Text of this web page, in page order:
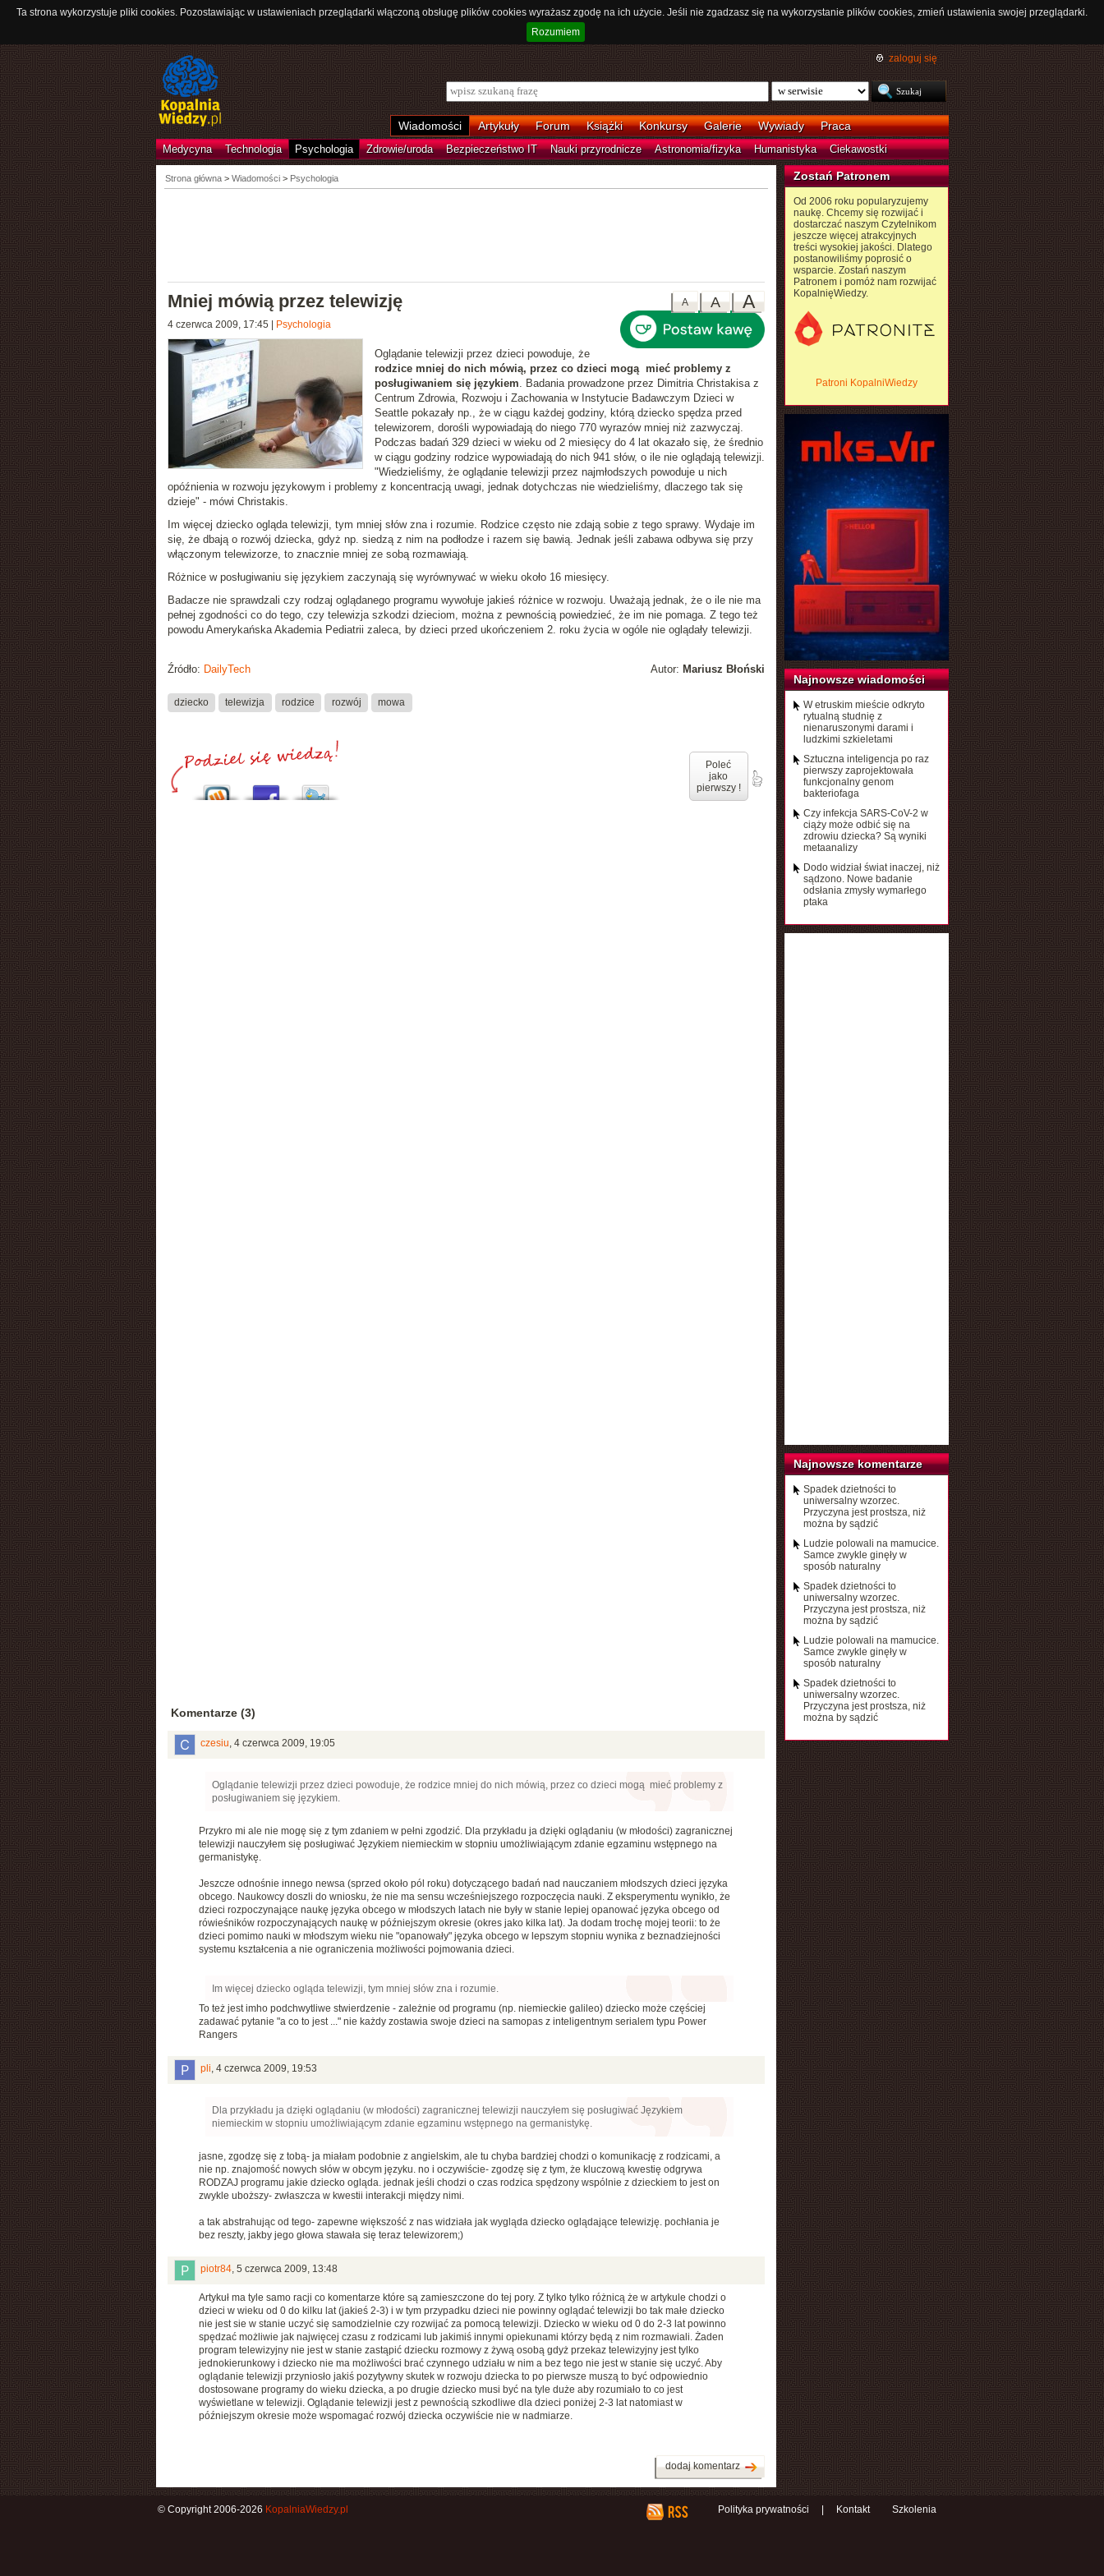
Ta strona wykorzystuje pliki cookies. Pozostawiając w ustawieniach przeglądarki włączoną obsługę plików cookies wyrażasz zgodę na ich użycie. Jeśli nie zgadzasz się na wykorzystanie plików cookies, zmień ustawienia swojej przeglądarki.
Rozumiem
zaloguj się
Wiadomości Artykuły Forum Książki Konkursy Galerie Wywiady Praca
Medycyna Technologia Psychologia Zdrowie/uroda Bezpieczeństwo IT Nauki przyrodnicze Astronomia/fizyka Humanistyka Ciekawostki
Strona główna> Wiadomości > Psychologia
A
A
A
Mniej mówią przez telewizję
4 czerwca 2009, 17:45 Psychologia
Oglądanie telewizji przez dzieci powoduje, że
rodzice mniej do nich mówią, przez co dzieci mogą mieć problemy z
posługiwaniem się językiem. Badania prowadzone przez Dimitria Christakisa z
Centrum Zdrowia, Rozwoju i Zachowania w Instytucie Badawczym Dzieci w
Seattle pokazały np., że w ciągu każdej godziny, którą dziecko spędza przed
telewizorem, dorośli wypowiadają do niego 770 wyrazów mniej niż zazwyczaj.
Podczas badań 329 dzieci w wieku od 2 miesięcy do 4 lat okazało się, że średnio
w ciągu godziny rodzice wypowiadają do nich 941 słów, o ile nie oglądają telewizji.
"Wiedzieliśmy, że oglądanie telewizji przez najmłodszych powoduje u nich
opóźnienia w rozwoju językowym i problemy z koncentracją uwagi, jednak dotychczas nie wiedzieliśmy, dlaczego tak się
dzieje" - mówi Christakis.
Im więcej dziecko ogląda telewizji, tym mniej słów zna i rozumie. Rodzice często nie zdają sobie z tego sprawy. Wydaje im
się, że dbają o rozwój dziecka, gdyż np. siedzą z nim na podłodze i razem się bawią. Jednak jeśli zabawa odbywa się przy
włączonym telewizorze, to znacznie mniej ze sobą rozmawiają.
Różnice w posługiwaniu się językiem zaczynają się wyrównywać w wieku około 16 miesięcy.
Badacze nie sprawdzali czy rodzaj oglądanego programu wywołuje jakieś różnice w rozwoju. Uważają jednak, że o ile nie ma
pełnej zgodności co do tego, czy telewizja szkodzi dzieciom, można z pewnością powiedzieć, że im nie pomaga. Z tego też
powodu Amerykańska Akademia Pediatrii zaleca, by dzieci przed ukończeniem 2. roku życia w ogóle nie oglądały telewizji.
Autor: Mariusz Błoński
Źródło: DailyTech
dziecko telewizja rodzice rozwój mowa
Poleć
jako
pierwszy !
Komentarze (3)
czesiu, 4 czerwca 2009, 19:05
Oglądanie telewizji przez dzieci powoduje, że rodzice mniej do nich mówią, przez co dzieci mogą mieć problemy z
posługiwaniem się językiem.
Przykro mi ale nie mogę się z tym zdaniem w pełni zgodzić. Dla przykładu ja dzięki oglądaniu (w młodości) zagranicznej
telewizji nauczyłem się posługiwać Językiem niemieckim w stopniu umożliwiającym zdanie egzaminu wstępnego na
germanistykę.
Jeszcze odnośnie innego newsa (sprzed około pól roku) dotyczącego badań nad nauczaniem młodszych dzieci języka
obcego. Naukowcy doszli do wniosku, że nie ma sensu wcześniejszego rozpoczęcia nauki. Z eksperymentu wynikło, że
dzieci rozpoczynające naukę języka obcego w młodszych latach nie były w stanie lepiej opanować języka obcego od
rówieśników rozpoczynających naukę w późniejszym okresie (okres jako kilka lat). Ja dodam trochę mojej teorii: to że
dzieci pomimo nauki w młodszym wieku nie "opanowały" języka obcego w lepszym stopniu wynika z beznadziejności
systemu kształcenia a nie ograniczenia możliwości pojmowania dzieci.
Im więcej dziecko ogląda telewizji, tym mniej słów zna i rozumie.
To też jest imho podchwytliwe stwierdzenie - zależnie od programu (np. niemieckie galileo) dziecko może częściej
zadawać pytanie "a co to jest ..." nie każdy zostawia swoje dzieci na samopas z inteligentnym serialem typu Power
Rangers
pli, 4 czerwca 2009, 19:53
Dla przykładu ja dzięki oglądaniu (w młodości) zagranicznej telewizji nauczyłem się posługiwać Językiem
niemieckim w stopniu umożliwiającym zdanie egzaminu wstępnego na germanistykę.
jasne, zgodzę się z tobą- ja miałam podobnie z angielskim, ale tu chyba bardziej chodzi o komunikację z rodzicami, a
nie np. znajomość nowych słów w obcym języku. no i oczywiście- zgodzę się z tym, że kluczową kwestię odgrywa
RODZAJ programu jakie dziecko ogląda. jednak jeśli chodzi o czas rodzica spędzony wspólnie z dzieckiem to jest on
zwykle uboższy- zwłaszcza w kwestii interakcji między nimi.
a tak abstrahując od tego- zapewne większość z nas widziała jak wygląda dziecko oglądające telewizję. pochłania je
bez reszty, jakby jego głowa stawała się teraz telewizorem;)
piotr84, 5 czerwca 2009, 13:48
Artykuł ma tyle samo racji co komentarze które są zamieszczone do tej pory. Z tylko tylko różnicą że w artykule chodzi o
dzieci w wieku od 0 do kilku lat (jakieś 2-3) i w tym przypadku dzieci nie powinny oglądać telewizji bo tak małe dziecko
nie jest sie w stanie uczyć się samodzielnie czy rozwijać za pomocą telewizji. Dziecko w wieku od 0 do 2-3 lat powinno
spędzać możliwie jak najwięcej czasu z rodzicami lub jakimiś innymi opiekunami którzy będą z nim rozmawiali. Żaden
program telewizyjny nie jest w stanie zastąpić dziecku rozmowy z żywą osobą gdyż przekaz telewizyjny jest tylko
jednokierunkowy i dziecko nie ma możliwości brać czynnego udziału w nim a bez tego nie jest w stanie się uczyć. Aby
oglądanie telewizji przyniosło jakiś pozytywny skutek w rozwoju dziecka to po pierwsze muszą to być odpowiednio
dostosowane programy do wieku dziecka, a po drugie dziecko musi być na tyle duże aby rozumiało to co jest
wyświetlane w telewizji. Oglądanie telewizji jest z pewnością szkodliwe dla dzieci poniżej 2-3 lat natomiast w
późniejszym okresie może wspomagać rozwój dziecka oczywiście nie w nadmiarze.
dodaj komentarz
Zostań Patronem
Od 2006 roku popularyzujemy
naukę. Chcemy się rozwijać i
dostarczać naszym Czytelnikom
jeszcze więcej atrakcyjnych
treści wysokiej jakości. Dlatego
postanowiliśmy poprosić o
wsparcie. Zostań naszym
Patronem i pomóż nam rozwijać
KopalnięWiedzy.
Patroni KopalniWiedzy
Najnowsze wiadomości
W etruskim mieście odkryto
rytualną studnię z
nienaruszonymi darami i
ludzkimi szkieletami
Sztuczna inteligencja po raz
pierwszy zaprojektowała
funkcjonalny genom
bakteriofaga
Czy infekcja SARS-CoV-2 w
ciąży może odbić się na
zdrowiu dziecka? Są wyniki
metaanalizy
Dodo widział świat inaczej, niż
sądzono. Nowe badanie
odsłania zmysły wymarłego
ptaka
Najnowsze komentarze
Spadek dzietności to
uniwersalny wzorzec.
Przyczyna jest prostsza, niż
można by sądzić
Ludzie polowali na mamucice.
Samce zwykle ginęły w
sposób naturalny
Spadek dzietności to
uniwersalny wzorzec.
Przyczyna jest prostsza, niż
można by sądzić
Ludzie polowali na mamucice.
Samce zwykle ginęły w
sposób naturalny
Spadek dzietności to
uniwersalny wzorzec.
Przyczyna jest prostsza, niż
można by sądzić
Polityka prywatności Kontakt Szkolenia
© Copyright 2006-2026 KopalniaWiedzy.pl